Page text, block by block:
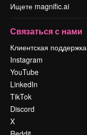
Ищете magnific.ai
Связаться с нами
Клиентская поддержка
Instagram
YouTube
LinkedIn
TikTok
Discord
X